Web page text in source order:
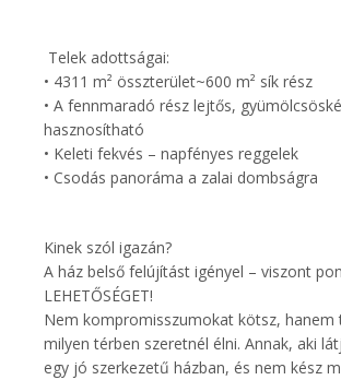
Telek adottságai:
• 4311 m² összterület~600 m² sík rész
• A fennmaradó rész lejtős,
hasznosítható
• Keleti fekvés – napfényes reggelek
• Csodás panoráma a zalai dombságra
Kinek szól igazán?
A ház belső felújítást igényel – viszont
LEHETŐSÉGET!
Nem kompromisszumokat kötsz, hanem
milyen térben szeretnél élni. Annak, aki
egy jó szerkezetű házban, és nem kész